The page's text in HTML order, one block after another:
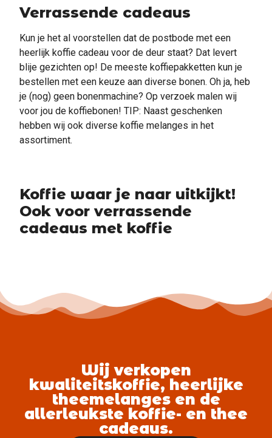
Verrassende cadeaus
Kun je het al voorstellen dat de postbode met een
heerlijk koffie cadeau voor de deur staat? Dat levert
blije gezichten op! De meeste koffiepakketten kun je
bestellen met een keuze aan diverse bonen. Oh ja, heb
je (nog) geen bonenmachine? Op verzoek malen wij
voor jou de koffiebonen! TIP: Naast geschenken
hebben wij ook diverse koffie melanges in het
assortiment.
Koffie waar je naar uitkijkt!
Ook voor verrassende
cadeaus met koffie
Wij verkopen
kwaliteitskoffie, heerlijke
theemelanges en de
allerleukste koffie- en thee
cadeaus.